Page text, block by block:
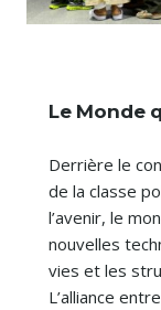
Le Monde
Derrière le
de la classe
l’avenir, le
nouvelles
vies et les
L’alliance